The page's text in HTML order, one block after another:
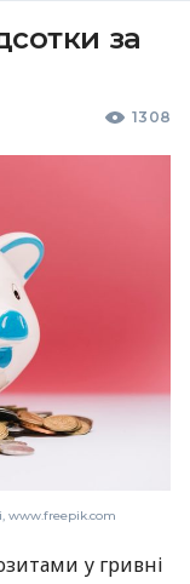
за
1308
www.freepik.com
у гривні